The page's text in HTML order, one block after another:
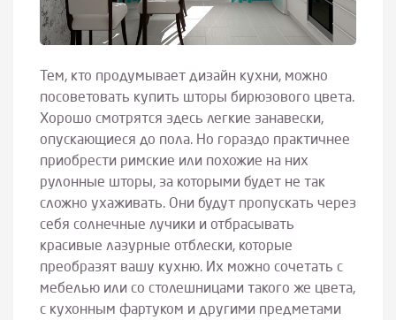
Тем, кто продумывает дизайн кухни, можно
посоветовать купить шторы бирюзового цвета.
Хорошо смотрятся здесь легкие занавески,
опускающиеся до пола. Но гораздо практичнее
приобрести римские или похожие на них
рулонные шторы, за которыми будет не так
сложно ухаживать. Они будут пропускать через
себя солнечные лучики и отбрасывать
красивые лазурные отблески, которые
преобразят вашу кухню. Их можно сочетать с
мебелью или со столешницами такого же цвета,
с кухонным фартуком и другими предметами